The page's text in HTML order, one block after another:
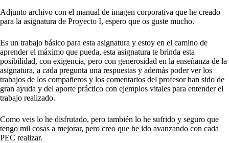
Adjunto archivo con el manual de imagen corporativa que he creado
para la asignatura de Proyecto I, espero que os guste mucho.
Es un trabajo básico para esta asignatura y estoy en el camino de
aprender el máximo que pueda, esta asignatura te brinda esta
posibilidad, con exigencia, pero con generosidad en la enseñanza de la
asignatura, a cada pregunta una respuestas y además poder ver los
trabajos de los compañeros y los comentarios del profesor han sido de
gran ayuda y del aporte práctico con ejemplos vitales para entender el
trabajo realizado.
Como veis lo he disfrutado, pero también lo he sufrido y seguro que
tengo mil cosas a mejorar, pero creo que he ido avanzando con cada
PEC realizar.